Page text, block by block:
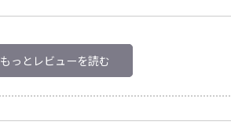
もっとレビューを読む